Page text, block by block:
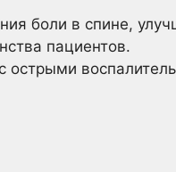
боли в спине,
пациентов.
острыми